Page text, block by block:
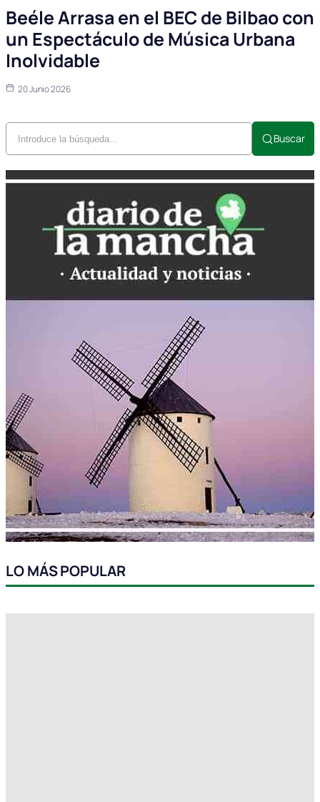
Beéle Arrasa en el BEC de Bilbao con
un Espectáculo de Música Urbana
Inolvidable
20 Junio 2026
Buscar
LO MÁS POPULAR